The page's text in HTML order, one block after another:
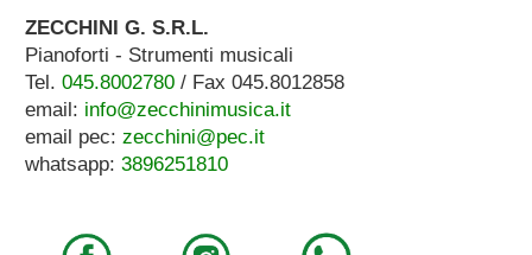
ZECCHINI G. S.R.L.
Pianoforti - Strumenti musicali
Tel. 045.8002780/ Fax 045.8012858
email: info@zecchinimusica.it
email pec: zecchini@pec.it
whatsapp: 3896251810